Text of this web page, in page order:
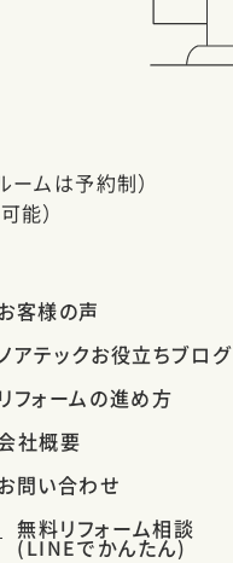
ームは予約制）
能）
客様の声
アテックお役立ちブログ
リフォームの進め方
社概要
問い合わせ
無料リフォーム相談
(LINEでかんたん)